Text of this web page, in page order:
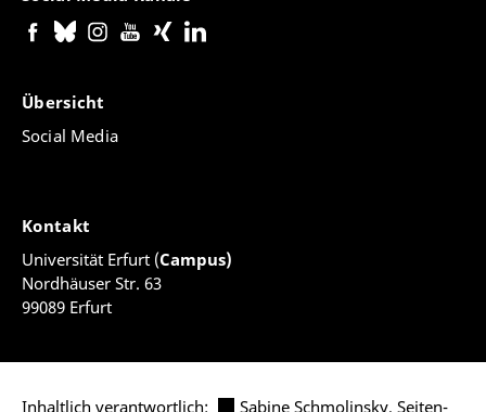
Übersicht
Social Media
Kontakt
Universität Erfurt (Campus)
Nordhäuser Str. 63
99089 Erfurt
Inhaltlich verantwortlich: Sabine Schmolinsky, Seiten-